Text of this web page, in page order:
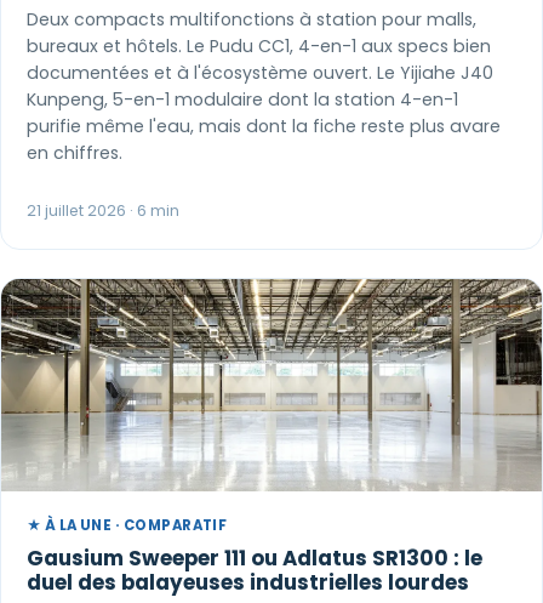
Deux compacts multifonctions à station pour malls,
bureaux et hôtels. Le Pudu CC1, 4-en-1 aux specs bien
documentées et à l'écosystème ouvert. Le Yijiahe J40
Kunpeng, 5-en-1 modulaire dont la station 4-en-1
purifie même l'eau, mais dont la fiche reste plus avare
en chiffres.
21 juillet 2026 · 6 min
★ À LA UNE · COMPARATIF
Gausium Sweeper 111 ou Adlatus SR1300 : le
duel des balayeuses industrielles lourdes